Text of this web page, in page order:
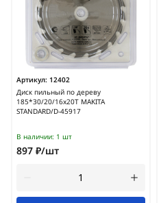
Артикул: 12402
Диск пильный по дереву
185*30/20/16x20Т MAKITA
STANDARD/D-45917
В наличии: 1 шт
897 ₽/шт